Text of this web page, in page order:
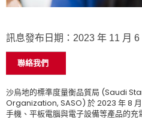
訊息發布日期：2023 年 11 月 6
聯絡我們
沙烏地的標準度量衡品質局 (Saudi
Organization, SASO) 於 2023 年 8
手機、平板電腦與電子設備等產品的